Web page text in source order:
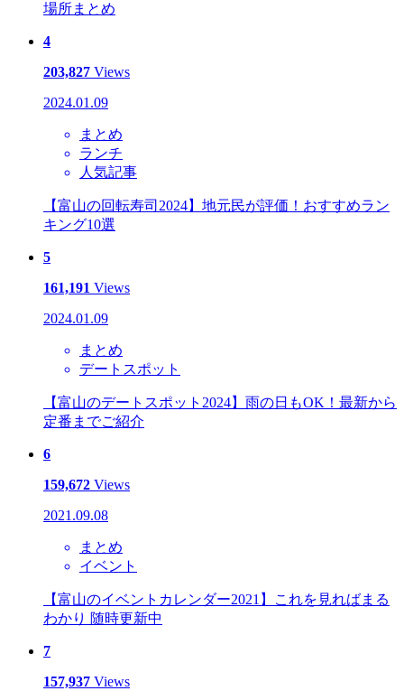
場所まとめ
4
203,827 Views
2024.01.09
まとめ
ランチ
人気記事
【富山の回転寿司2024】地元民が評価！おすすめラン
キング10選
5
161,191 Views
2024.01.09
まとめ
デートスポット
【富山のデートスポット2024】雨の日もOK！最新から
定番までご紹介
6
159,672 Views
2021.09.08
まとめ
イベント
【富山のイベントカレンダー2021】これを見ればまる
わかり 随時更新中
7
157,937 Views